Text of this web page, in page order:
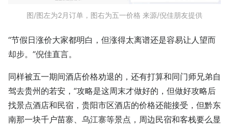
图/图左为2月订单，图右为五一价格 来源/倪佳朋友提供
“节假日涨价大家都明白，但涨得太离谱还是容易让人望而
却步。”倪佳直言。
同样被五一期间酒店价格劝退的，还有打算和同门师兄弟自
驾去贵州的若安，“攻略是这周末才做好的，但做好攻略后
找景点酒店和民宿，贵阳市区酒店的价格还能接受，但黔东
南那一块千户苗寨、乌江寨等景点，周边民宿和客栈要么显